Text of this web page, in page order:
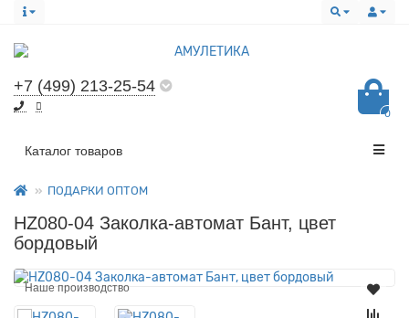
+7 (499) 213-25-54
0
Все категории
Каталог товаров
ПОДАРКИ ОПТОМ
HZ080-04 Заколка-автомат Бант, цвет
бордовый
Наше производство